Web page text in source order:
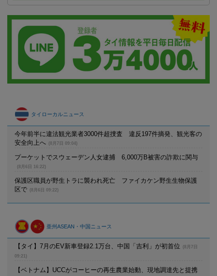
タイローカルニュース
今年前半に違法観光業者3000件超捜査 違反197件摘発、観光客の
安全向上へ
(8月7日 09:04)
プーケットでスウェーデン人女逮捕 6,000万B被害の詐欺に関与
(8月6日 16:22)
保護区職員が野生トラに襲われ死亡 ファイカケン野生生物保護
区で
(8月6日 09:22)
亜州ASEAN・中国ニュース
【タイ】7月のEV新車登録2.1万台、中国「吉利」が初首位
(8月7日
09:21)
【ベトナム】UCCがコーヒーの再生農業始動、現地調達先と提携